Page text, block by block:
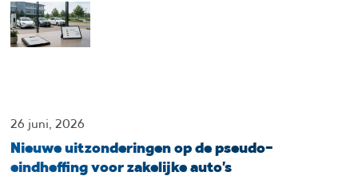
26 juni, 2026
Nieuwe uitzonderingen op de pseudo-
eindheffing voor zakelijke auto’s